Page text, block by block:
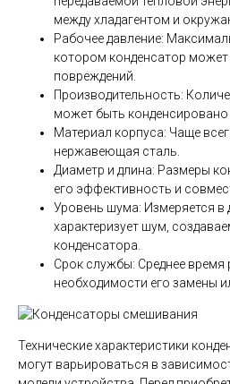
между хладагентом и
Рабочее давление:
котором конденсатор может
повреждений.
Производительность:
может быть конденсировано
Материал корпуса: Чаще
нержавеющая сталь.
Диаметр и длина: Размеры
его эффективность и
Уровень шума: Измеряется в
характеризует шум,
конденсатора.
Срок службы: Среднее время
необходимости его замены
Технические характеристики
могут варьироваться в